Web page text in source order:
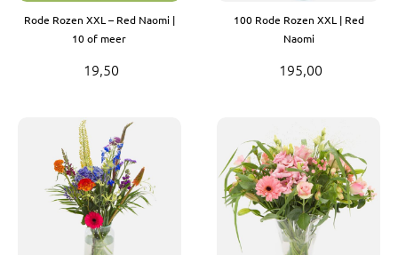
Rode Rozen XXL – Red Naomi |
10 of meer
19,50
100 Rode Rozen XXL | Red
Naomi
195,00